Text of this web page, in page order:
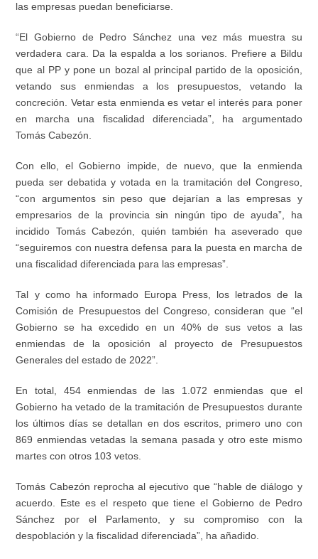
las empresas puedan beneficiarse.
“El Gobierno de Pedro Sánchez una vez más muestra su
verdadera cara. Da la espalda a los sorianos. Prefiere a Bildu
que al PP y pone un bozal al principal partido de la oposición,
vetando sus enmiendas a los presupuestos, vetando la
concreción. Vetar esta enmienda es vetar el interés para poner
en marcha una fiscalidad diferenciada”, ha argumentado
Tomás Cabezón.
Con ello, el Gobierno impide, de nuevo, que la enmienda
pueda ser debatida y votada en la tramitación del Congreso,
“con argumentos sin peso que dejarían a las empresas y
empresarios de la provincia sin ningún tipo de ayuda”, ha
incidido Tomás Cabezón, quién también ha aseverado que
“seguiremos con nuestra defensa para la puesta en marcha de
una fiscalidad diferenciada para las empresas”.
Tal y como ha informado Europa Press, los letrados de la
Comisión de Presupuestos del Congreso, consideran que “el
Gobierno se ha excedido en un 40% de sus vetos a las
enmiendas de la oposición al proyecto de Presupuestos
Generales del estado de 2022”.
En total, 454 enmiendas de las 1.072 enmiendas que el
Gobierno ha vetado de la tramitación de Presupuestos durante
los últimos días se detallan en dos escritos, primero uno con
869 enmiendas vetadas la semana pasada y otro este mismo
martes con otros 103 vetos.
Tomás Cabezón reprocha al ejecutivo que “hable de diálogo y
acuerdo. Este es el respeto que tiene el Gobierno de Pedro
Sánchez por el Parlamento, y su compromiso con la
despoblación y la fiscalidad diferenciada”, ha añadido.